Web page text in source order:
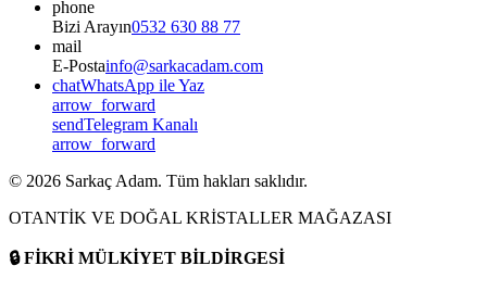
phone
Bizi Arayın0532 630 88 77
mail
E-Postainfo@sarkacadam.com
chatWhatsApp ile Yaz
arrow_forward
sendTelegram Kanalı
arrow_forward
© 2026 Sarkaç Adam. Tüm hakları saklıdır.
OTANTİK VE DOĞAL KRİSTALLER MAĞAZASI
🔒FİKRİ MÜLKİYET BİLDİRGESİ